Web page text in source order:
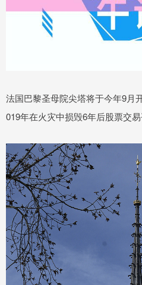
法国巴黎圣母院尖塔将于今年9月
019年在火灾中损毁6年后股票交